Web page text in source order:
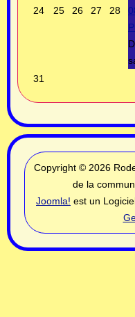
24 25 26 27 28
31
Copyright © 2026
de la
Joomla! est un